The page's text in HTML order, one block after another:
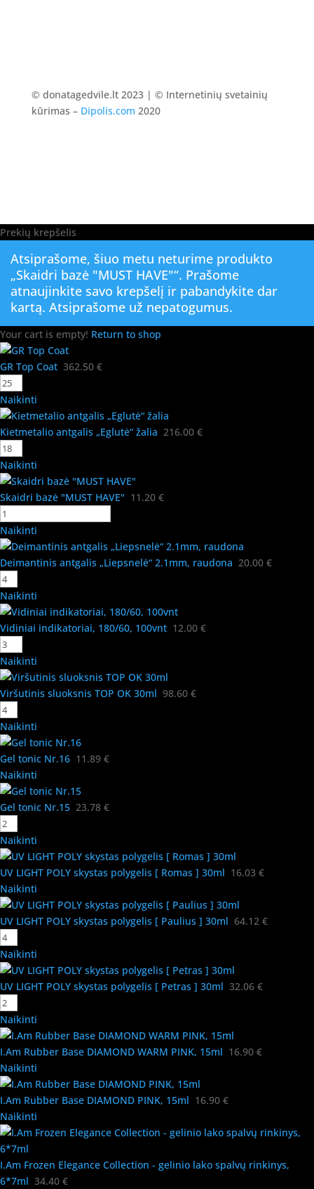
© donatagedvile.lt 2023 | © Internetinių svetainių
kūrimas – Dipolis.com 2020
Prekių krepšelis
Atsiprašome, šiuo metu neturime produkto
„Skaidri bazė "MUST HAVE"“. Prašome
atnaujinkite savo krepšelį ir pabandykite dar
kartą. Atsiprašome už nepatogumus.
Your cart is empty! Return to shop
GR Top Coat 362.50 €
Naikinti
Kietmetalio antgalis „Eglutė“ žalia 216.00 €
Naikinti
Skaidri bazė "MUST HAVE" 11.20 €
Naikinti
Deimantinis antgalis „Liepsnelė“ 2.1mm, raudona 20.00 €
Naikinti
Vidiniai indikatoriai, 180/60, 100vnt 12.00 €
Naikinti
Viršutinis sluoksnis TOP OK 30ml 98.60 €
Naikinti
Gel tonic Nr.16 11.89 €
Naikinti
Gel tonic Nr.15 23.78 €
Naikinti
UV LIGHT POLY skystas polygelis [ Romas ] 30ml 16.03 €
Naikinti
UV LIGHT POLY skystas polygelis [ Paulius ] 30ml 64.12 €
Naikinti
UV LIGHT POLY skystas polygelis [ Petras ] 30ml 32.06 €
Naikinti
I.Am Rubber Base DIAMOND WARM PINK, 15ml 16.90 €
Naikinti
I.Am Rubber Base DIAMOND PINK, 15ml 16.90 €
Naikinti
I.Am Frozen Elegance Collection - gelinio lako spalvų rinkinys,
6*7ml 34.40 €